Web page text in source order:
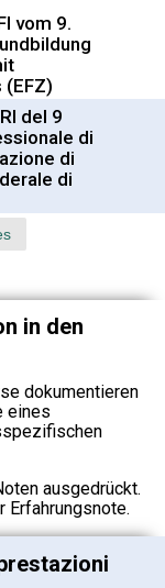
vom 9.
del 9
di
di
di
in den
dokumentieren
eines
ausgedrückt.
Erfahrungsnote.